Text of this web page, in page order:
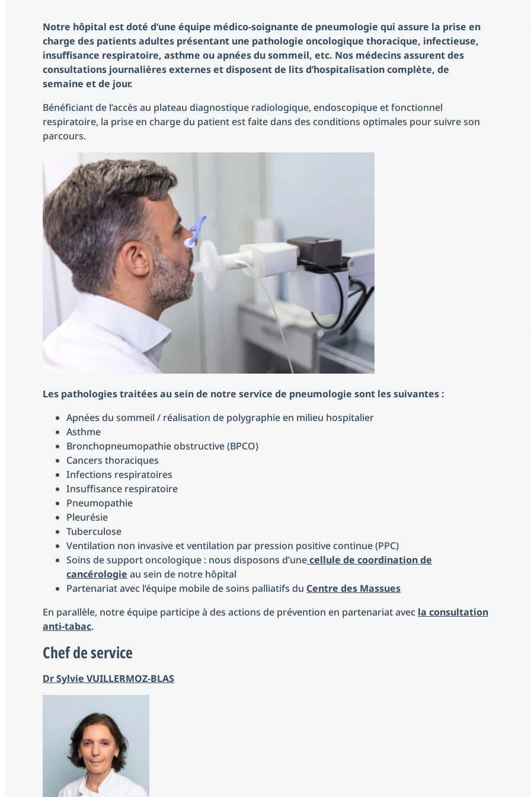
Notre hôpital est doté d’une équipe médico-soignante de pneumologie qui assure la prise en
charge des patients adultes présentant une pathologie oncologique thoracique, infectieuse,
insuffisance respiratoire, asthme ou apnées du sommeil, etc. Nos médecins assurent des
consultations journalières externes et disposent de lits d’hospitalisation complète, de
semaine et de jour.
Bénéficiant de l’accès au plateau diagnostique radiologique, endoscopique et fonctionnel
respiratoire, la prise en charge du patient est faite dans des conditions optimales pour suivre son
parcours.
Les pathologies traitées au sein de notre service de pneumologie sont les suivantes :
Apnées du sommeil / réalisation de polygraphie en milieu hospitalier
Asthme
Bronchopneumopathie obstructive (BPCO)
Cancers thoraciques
Infections respiratoires
Insuffisance respiratoire
Pneumopathie
Pleurésie
Tuberculose
Ventilation non invasive et ventilation par pression positive continue (PPC)
Soins de support oncologique : nous disposons d’unecellule de coordination de
cancérologie au sein de notre hôpital
Partenariat avec l’équipe mobile de soins palliatifs du Centre des Massues
En parallèle, notre équipe participe à des actions de prévention en partenariat avec la consultation
anti-tabac.
Chef de service
Dr Sylvie VUILLERMOZ-BLAS